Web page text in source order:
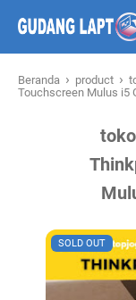
Beranda › product ›
Touchscreen Mulus i5
SOLD OUT